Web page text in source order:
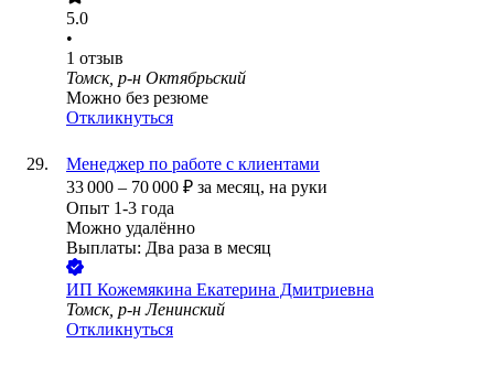
5.0
•
1 отзыв
Томск, р-н Октябрьский
Можно без резюме
Откликнуться
Менеджер по работе с клиентами
33 000 – 70 000 ₽ за месяц, на руки
Опыт 1-3 года
Можно удалённо
Выплаты: Два раза в месяц
ИП Кожемякина Екатерина Дмитриевна
Томск, р-н Ленинский
Откликнуться